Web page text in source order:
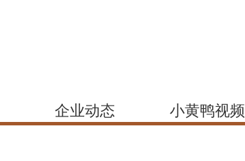
企业动态 小黄鸭视频